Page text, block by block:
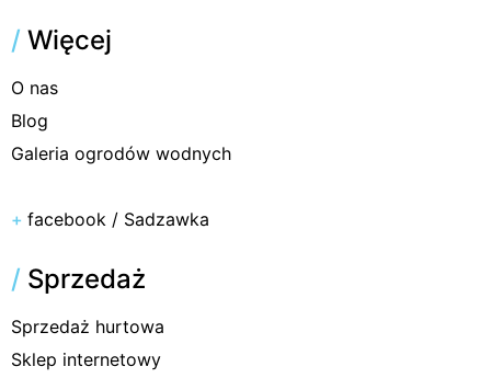
/ Więcej
O nas
Blog
Galeria ogrodów wodnych
+ facebook / Sadzawka
/ Sprzedaż
Sprzedaż hurtowa
Sklep internetowy